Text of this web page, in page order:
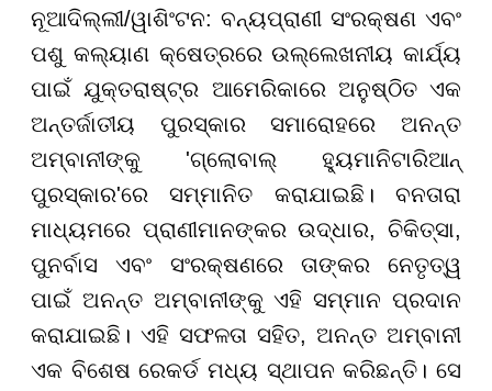
ନୂଆଦିଲ୍ଲୀ/ୱାଶିଂଟନ: ବନ୍ୟପ୍ରାଣୀ ସଂରକ୍ଷଣ ଏବଂ
ପଶୁ କଲ୍ୟାଣ କ୍ଷେତ୍ରରେ ଉଲ୍ଲେଖନୀୟ କାର୍ଯ୍ୟ
ପାଇଁ ଯୁକ୍ତରାଷ୍ଟ୍ର ଆମେରିକାରେ ଅନୁଷ୍ଠିତ ଏକ
ଅନ୍ତର୍ଜାତୀୟ ପୁରସ୍କାର ସମାରୋହରେ ଅନନ୍ତ
ଅମ୍ବାନୀଙ୍କୁ 'ଗ୍ଲୋବାଲ୍ ହ୍ୟୁମାନିଟାରିଆନ୍
ପୁରସ୍କାର'ରେ ସମ୍ମାନିତ କରାଯାଇଛି। ବନତାରା
ମାଧ୍ୟମରେ ପ୍ରାଣୀମାନଙ୍କର ଉଦ୍ଧାର, ଚିକିତ୍ସା,
ପୁନର୍ବାସ ଏବଂ ସଂରକ୍ଷଣରେ ତାଙ୍କର ନେତୃତ୍ୱ
ପାଇଁ ଅନନ୍ତ ଅମ୍ବାନୀଙ୍କୁ ଏହି ସମ୍ମାନ ପ୍ରଦାନ
କରାଯାଇଛି। ଏହି ସଫଳତା ସହିତ, ଅନନ୍ତ ଅମ୍ବାନୀ
ଏକ ବିଶେଷ ରେକର୍ଡ ମଧ୍ୟ ସ୍ଥାପନ କରିଛନ୍ତି। ସେ